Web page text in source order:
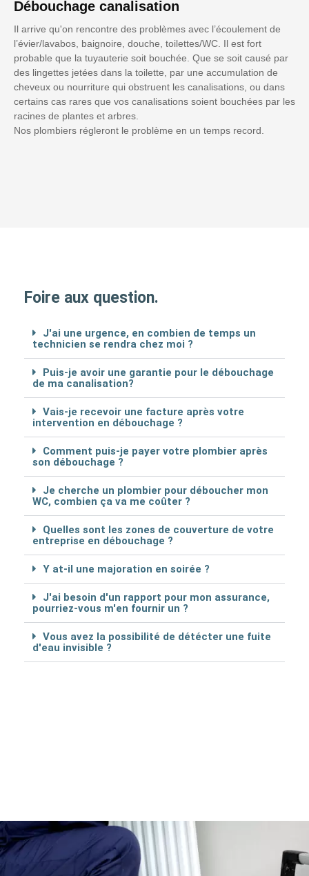
Débouchage canalisation
Il arrive qu'on rencontre des problèmes avec l’écoulement de
l’évier/lavabos, baignoire, douche, toilettes/WC. Il est fort
probable que la tuyauterie soit bouchée. Que se soit causé par
des lingettes jetées dans la toilette, par une accumulation de
cheveux ou nourriture qui obstruent les canalisations, ou dans
certains cas rares que vos canalisations soient bouchées par les
racines de plantes et arbres.
Nos plombiers régleront le problème en un temps record.
Foire aux question.
J'ai une urgence, en combien de temps un
technicien se rendra chez moi ?
Puis-je avoir une garantie pour le débouchage
de ma canalisation?
Vais-je recevoir une facture après votre
intervention en débouchage ?
Comment puis-je payer votre plombier après
son débouchage ?
Je cherche un plombier pour déboucher mon
WC, combien ça va me coûter ?
Quelles sont les zones de couverture de votre
entreprise en débouchage ?
Y at-il une majoration en soirée ?
J'ai besoin d'un rapport pour mon assurance,
pourriez-vous m'en fournir un ?
Vous avez la possibilité de détécter une fuite
d'eau invisible ?